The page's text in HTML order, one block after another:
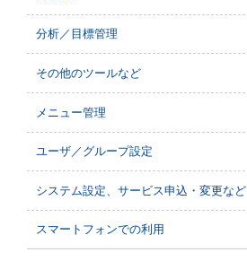
分析／目標管理
その他のツールなど
メニュー管理
ユーザ／グループ設定
システム設定、サービス申込・変更など
スマートフォンでの利用